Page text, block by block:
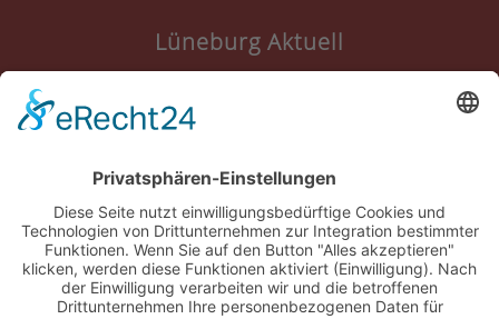
Lüneburg Aktuell
Nutzungsbedingungen
Über Uns
Datenschutz
Kontakt